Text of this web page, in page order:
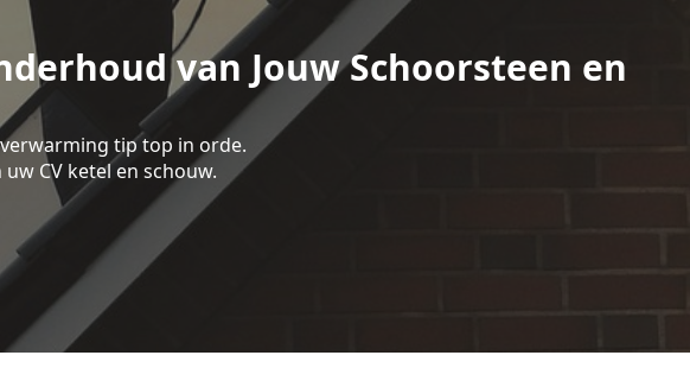
van Jouw Schoorsteen en
tip top in orde.
CV ketel en schouw.